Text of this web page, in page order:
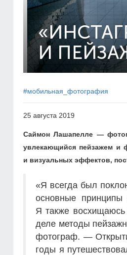
И
#мобильная_фотография
25 августа 2019
Саймон Лашапелле —
увлекающийся пейзажем и
и визуальных эффектов,
«Я всегда был
основные
Я также
деле методы
фотограф. —
годы я